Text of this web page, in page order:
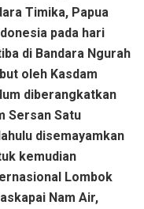
Timika, Papua
pada hari
di Bandara Ngurah
oleh Kasdam
diberangkatkan
Sersan Satu
disemayamkan
kemudian
Lombok
Nam Air,